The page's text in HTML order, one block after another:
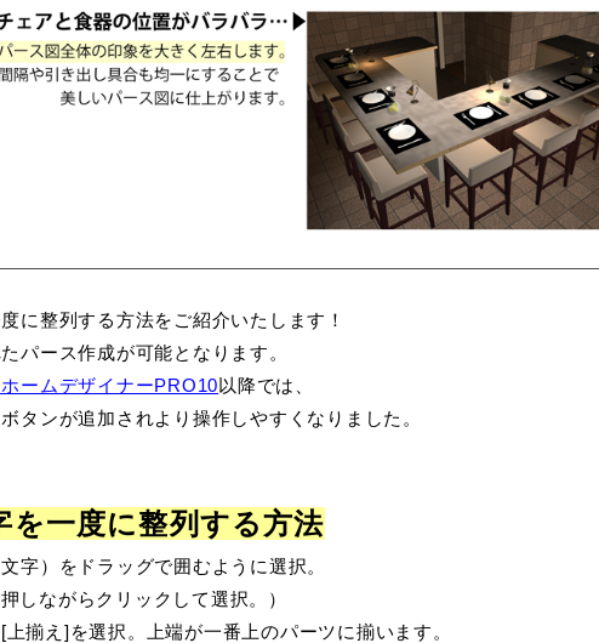
に整列する方法をご紹介いたします！
パース作成が可能となります。
ームデザイナーPRO10以降では、
タンが追加されより操作しやす くなりました。
を一度に整列する方法
字）をドラッグで囲むように選択。
らクリックして選択。）
揃え]を選択。上端が一番上のパーツに揃います。